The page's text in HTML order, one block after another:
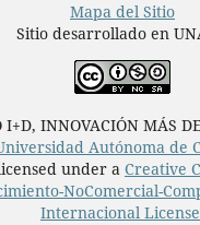
Mapa del Sitio
Sitio desarrollado en
I+D, INNOVACIÓN MÁS
Autónoma de
under a Creative
NoComercial-
Internacional License